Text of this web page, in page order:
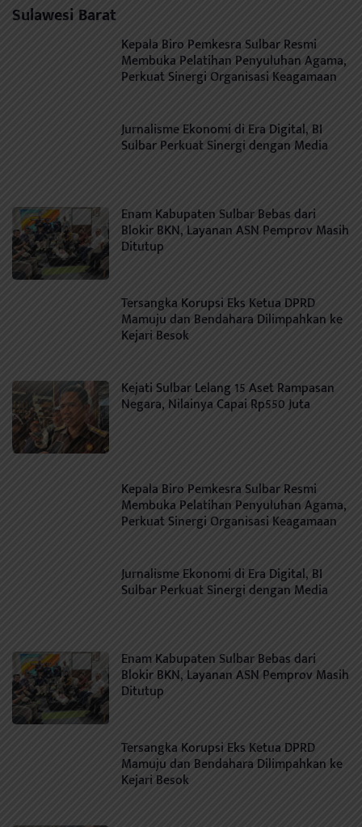
Sulawesi Barat
Kepala Biro Pemkesra Sulbar Resmi
Membuka Pelatihan Penyuluhan Agama,
Perkuat Sinergi Organisasi Keagamaan
Jurnalisme Ekonomi di Era Digital, BI
Sulbar Perkuat Sinergi dengan Media
Enam Kabupaten Sulbar Bebas dari
Blokir BKN, Layanan ASN Pemprov Masih
Ditutup
Tersangka Korupsi Eks Ketua DPRD
Mamuju dan Bendahara Dilimpahkan ke
Kejari Besok
Kejati Sulbar Lelang 15 Aset Rampasan
Negara, Nilainya Capai Rp550 Juta
Kepala Biro Pemkesra Sulbar Resmi
Membuka Pelatihan Penyuluhan Agama,
Perkuat Sinergi Organisasi Keagamaan
Jurnalisme Ekonomi di Era Digital, BI
Sulbar Perkuat Sinergi dengan Media
Enam Kabupaten Sulbar Bebas dari
Blokir BKN, Layanan ASN Pemprov Masih
Ditutup
Tersangka Korupsi Eks Ketua DPRD
Mamuju dan Bendahara Dilimpahkan ke
Kejari Besok